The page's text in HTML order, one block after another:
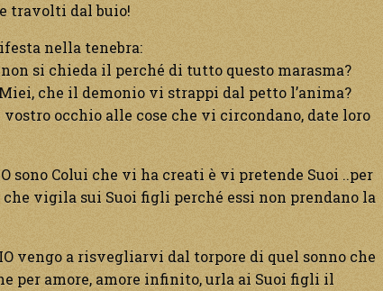
travolti dal buio!
nella tenebra:
si chieda il perché di tutto questo marasma?
che il demonio vi strappi dal petto l’anima?
occhio alle cose che vi circondano, date loro
Colui che vi ha creati è vi pretende Suoi ..per
vigila sui Suoi figli perché essi non prendano la
IO vengo a risvegliarvi dal torpore di quel sonno che
per amore, amore infinito, urla ai Suoi figli il